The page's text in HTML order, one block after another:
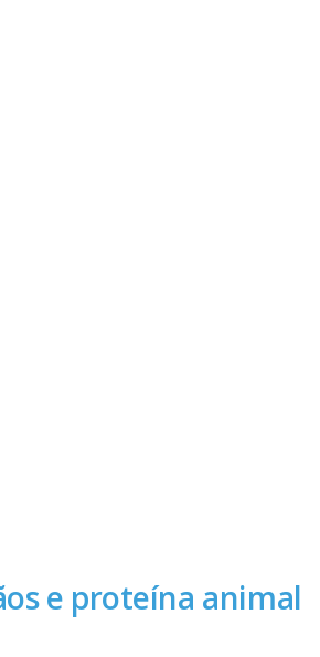
e proteína animal